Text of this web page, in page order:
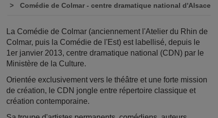
Comédie de Colmar - centre dramatique national d'Alsace
La Comédie de Colmar (anciennement l'Atelier du Rhin de
Colmar, puis la Comédie de l'Est) est labellisé, depuis le
1er janvier 2013, centre dramatique national (CDN) par le
Ministère de la Culture.
Orientée exclusivement vers le théâtre et une forte mission
de création, le CDN jongle entre répertoire classique et
création contemporaine.